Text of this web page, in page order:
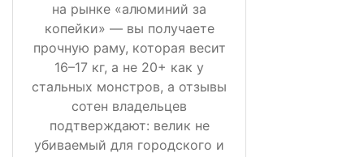
на рынке «алюминий за
копейки» — вы получаете
прочную раму, которая весит
16–17 кг, а не 20+ как у
стальных монстров, а отзывы
сотен владельцев
подтверждают: велик не
убиваемый для городского и